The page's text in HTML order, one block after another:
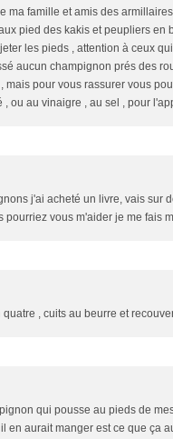
ma famille et amis des
pied des kakis et peupliers en
les pieds , attention à ceux
aucun champignon prés des
pour vous rassurer vous
, ou au vinaigre , au sel , pour
j'ai acheté un livre, vais sur
pourriez vous m'aider je me fais
quatre , cuits au beurre et
qui pousse au pieds de
en aurait manger est ce que ça